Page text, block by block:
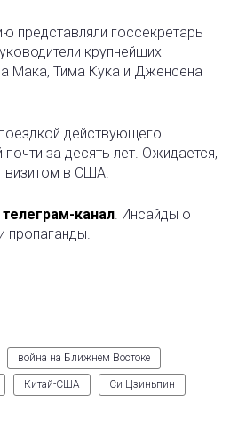
представляли госсекретарь
крупнейших
Мака, Тима Кука и Дженсена
действующего
за десять лет. Ожидается,
визитом в США.
телеграм-канал. Инсайды о
пропаганды.
война на Ближнем Востоке
Китай-США Си Цзиньпин